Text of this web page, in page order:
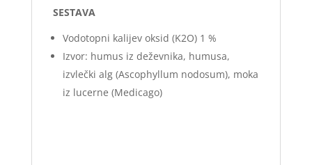
SESTAVA
Vodotopni kalijev oksid (K2O) 1 %
Izvor: humus iz deževnika, humusa,
izvlečki alg (Ascophyllum nodosum), moka
iz lucerne (Medicago)